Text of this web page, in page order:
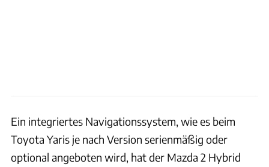
Ein integriertes Navigationssystem, wie es beim
Toyota Yaris je nach Version serienmäßig oder
optional angeboten wird, hat der Mazda 2 Hybrid